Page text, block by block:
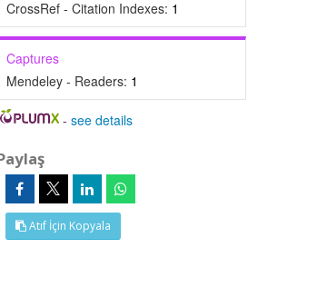
CrossRef - Citation Indexes: 1
Captures
Mendeley - Readers: 1
-see details
Atıf İçin Kopyala